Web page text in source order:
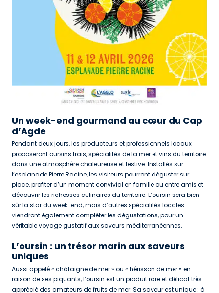
Un week-end gourmand au cœur du Cap
d’Agde
Pendant deux jours, les producteurs et professionnels locaux
proposeront oursins frais, spécialités de la mer et vins du territoire
dans une atmosphère chaleureuse et festive. Installés sur
l’esplanade Pierre Racine, les visiteurs pourront déguster sur
place, profiter d’un moment convivial en famille ou entre amis et
découvrir les richesses culinaires du territoire. L’oursin sera bien
sûr la star du week-end, mais d’autres spécialités locales
viendront également compléter les dégustations, pour un
véritable voyage gustatif aux saveurs méditerranéennes.
L’oursin : un trésor marin aux saveurs
uniques
Aussi appelé « châtaigne de mer » ou « hérisson de mer » en
raison de ses piquants, l’oursin est un produit rare et délicat très
apprécié des amateurs de fruits de mer. Sa saveur est unique : à